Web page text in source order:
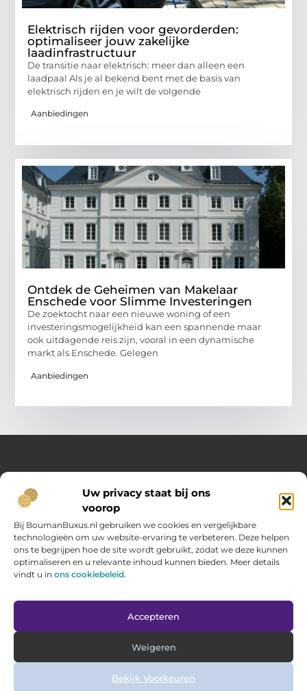
Uw privacy staat bij ons
voorop
Bij BoumanBuxus.nl gebruiken we cookies en vergelijkbare
technologieën om uw website-ervaring te verbeteren. Deze helpen
ons te begrijpen hoe de site wordt gebruikt, zodat we deze kunnen
optimaliseren en u relevante inhoud kunnen bieden. Meer details
vindt u in ons cookiebeleid.
Accepteren
Weigeren
Bekijk Voorkeuren
Elektrisch rijden voor gevorderden:
optimaliseer jouw zakelijke
laadinfrastructuur
De transitie naar elektrisch: meer dan alleen een
laadpaal Als je al bekend bent met de basis van
elektrisch rijden en je wilt de volgende
Aanbiedingen
Ontdek de Geheimen van Makelaar
Enschede voor Slimme Investeringen
De zoektocht naar een nieuwe woning of een
investeringsmogelijkheid kan een spannende maar
ook uitdagende reis zijn, vooral in een dynamische
markt als Enschede. Gelegen
Aanbiedingen
Over Opelweb
Jouw startpunt voor handige tips en inspirerende artikelen
Op Opelweb.nl vind je een gevarieerd aanbod aan blogs en
content die je helpen meer uit je dag te halen – van nuttige
adviezen tot verrassende inzichten voor in het dagelijks leven.
Main Links
Bericht categorie